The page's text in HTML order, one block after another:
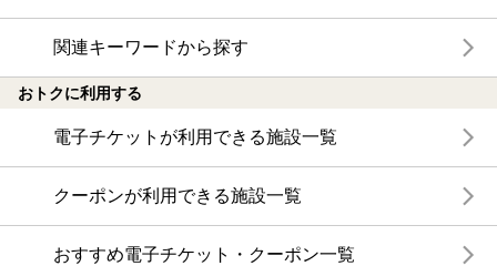
関連キーワードから探す
おトクに利用する
電子チケットが利用できる施設一覧
クーポンが利用できる施設一覧
おすすめ電子チケット・クーポン一覧